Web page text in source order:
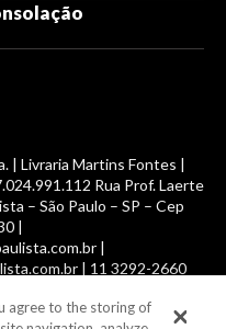
| Livraria Martins Fontes |
Rua Prof. Laerte
– São Paulo – SP – Cep
|
|
| 11 3292-2660
nacionais e importados,
agree to the storing of